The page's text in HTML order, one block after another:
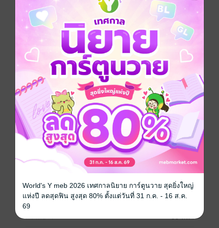
อยากได้ ซื้อเป็นของขวัญ แชร์
เบื่อไหมกับ AI ที่แสนจริงจัง? มาหัวเราะไปกับ 'AI จอมป่วน
& ผู้ใช้สุดเฉียบ' บันทึกบทสนทนาสุดฮา ที่จะเผยความโก๊ะ
ของ AI ในแบบที่คุณคาดไม่ถึง!
จากความสับสนเรื่องแสงแดด สู่ปริศนาแมวผอมที่กลาย
เป็นหนูจี๊ดๆ หรือแม้แต่มุกตลกสุดคาดเดา! นี่คือ eBook ที่
จะพิสูจน์ว่า AI ไม่ได้มีแค่สาระ แต่ยังมีเสียงหัวเราะ! พร้อม
เรียนรู้และหัวเราะไปกับความป่วนของ AI และความเฉียบ
ของผู้ใช้แล้วหรือยัง?
เรื่องเล่า พัฒนาตนเอง แรงบันดาลใจ
วันที่วางขาย 18 มิถุนายน 2568
World's Y meb 2026 เทศกาลนิยาย การ์ตูนวาย สุดยิ่งใหญ่
แห่งปี ลดสุดฟิน สูงสุด 80% ตั้งแต่วันที่ 31 ก.ค. - 16 ส.ค.
69